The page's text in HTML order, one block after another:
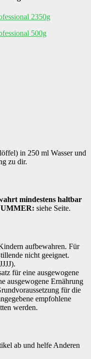
2350g
500g
in 250 ml Wasser und
zu dir.
mindestens haltbar
siehe Seite.
aufbewahren. Für
nicht geeignet.
für eine ausgewogene
ausgewogene Ernährung
für die
empfohlene
werden.
ab und helfe Anderen